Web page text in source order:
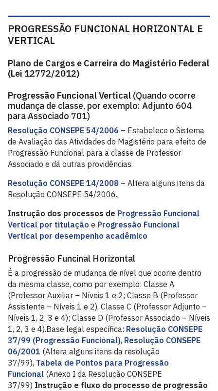
PROGRESSÃO FUNCIONAL HORIZONTAL E
VERTICAL
Plano de Cargos e Carreira do Magistério Federal
(Lei 12772/2012)
Progressão Funcional Vertical (Quando ocorre
mudança de classe, por exemplo: Adjunto 604
para Associado 701)
Resolução CONSEPE 54/2006 – Estabelece o Sistema
de Avaliação das Atividades do Magistério para efeito de
Progressão Funcional para a classe de Professor
Associado e dá outras providências.
Resolução CONSEPE 14/2008 – Altera alguns itens da
Resolução CONSEPE 54/2006.,
Instrução dos processos de Progressão Funcional
Vertical por titulação e Progressão Funcional
Vertical por desempenho acadêmico
Progressão Funcinal Horizontal
É a progressão de mudança de nível que ocorre dentro
da mesma classe, como por exemplo: Classe A
(Professor Auxiliar – Níveis 1 e 2; Classe B (Professor
Assistente – Níveis 1 e 2), Classe C (Professor Adjunto –
Níveis 1, 2, 3 e 4); Classe D (Professor Associado – Níveis
1, 2, 3 e 4).Base legal específica: Resolução CONSEPE
37/99 (Progressão Funcional), Resolução CONSEPE
06/2001 (Altera alguns itens da resolução
37/99), Tabela de Pontos para Progressão
Funcional (Anexo I da Resolução CONSEPE
37/99) Instrução e fluxo do processo de progressão